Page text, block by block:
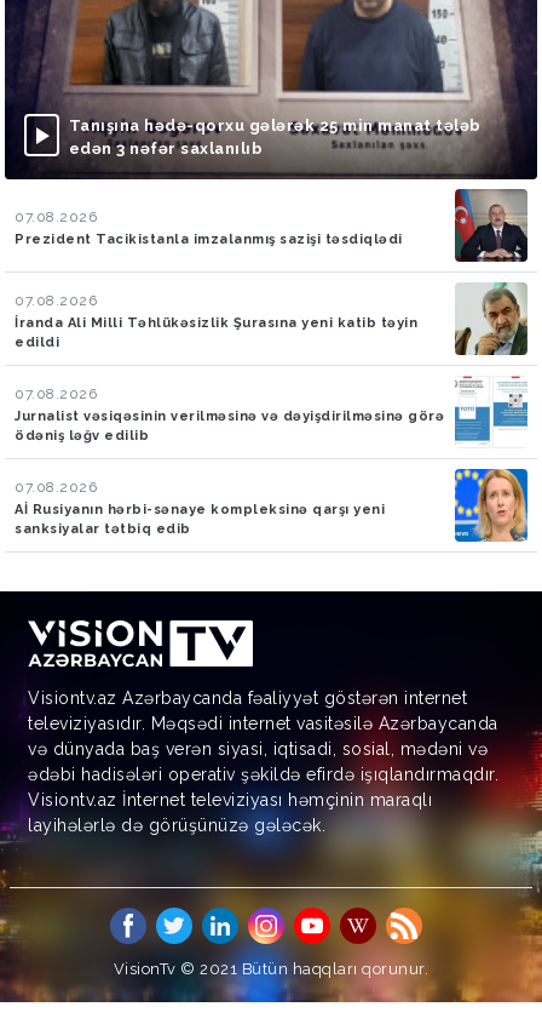
Tanışına hədə-qorxu gələrək 25 min manat tələb
edən 3 nəfər saxlanılıb
07.08.2026
Prezident Tacikistanla imzalanmış sazişi təsdiqlədi
07.08.2026
İranda Ali Milli Təhlükəsizlik Şurasına yeni katib təyin
edildi
07.08.2026
Jurnalist vəsiqəsinin verilməsinə və dəyişdirilməsinə görə
ödəniş ləğv edilib
07.08.2026
Aİ Rusiyanın hərbi-sənaye kompleksinə qarşı yeni
sanksiyalar tətbiq edib
Visiontv.az Azərbaycanda fəaliyyət göstərən internet
televiziyasıdır. Məqsədi internet vasitəsilə Azərbaycanda
və dünyada baş verən siyasi, iqtisadi, sosial, mədəni və
ədəbi hadisələri operativ şəkildə efirdə işıqlandırmaqdır.
Visiontv.az İnternet televiziyası həmçinin maraqlı
layihələrlə də görüşünüzə gələcək.
VisionTv © 2021 Bütün haqqları qorunur.